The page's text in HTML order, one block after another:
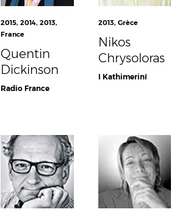
2015,2014,2013,
France
Quentin
Dickinson
Radio France
2013, Grèce
Nikos
Chrysoloras
I Kathimeriní